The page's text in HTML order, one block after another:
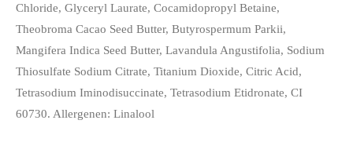
Chloride, Glyceryl Laurate, Cocamidopropyl Betaine,
Theobroma Cacao Seed Butter, Butyrospermum Parkii,
Mangifera Indica Seed Butter, Lavandula Angustifolia, Sodium
Thiosulfate Sodium Citrate, Titanium Dioxide, Citric Acid,
Tetrasodium Iminodisuccinate, Tetrasodium Etidronate, CI
60730. Allergenen: Linalool